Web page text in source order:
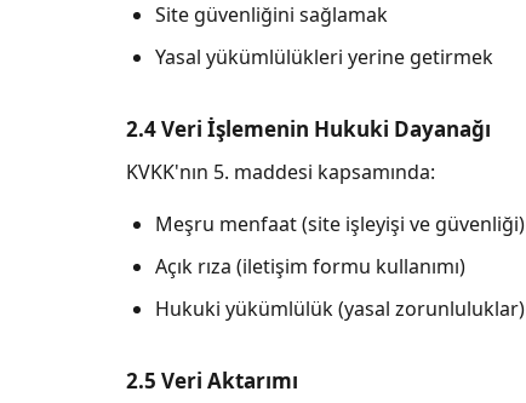
Site güvenliğini sağlamak
Yasal yükümlülükleri yerine getirmek
2.4 Veri İşlemenin Hukuki Dayanağı
KVKK'nın 5. maddesi kapsamında:
Meşru menfaat (site işleyişi ve güvenliği)
Açık rıza (iletişim formu kullanımı)
Hukuki yükümlülük (yasal zorunluluklar)
2.5 Veri Aktarımı